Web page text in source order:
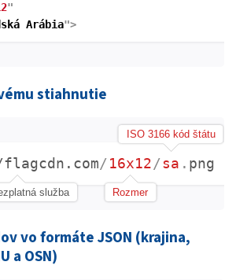
"
Arábia">
stiahnutie
služba
/16x12
Rozmer
/sa
ISO 3166 kód štátu
. png
vo formáte JSON (krajina,
a OSN)